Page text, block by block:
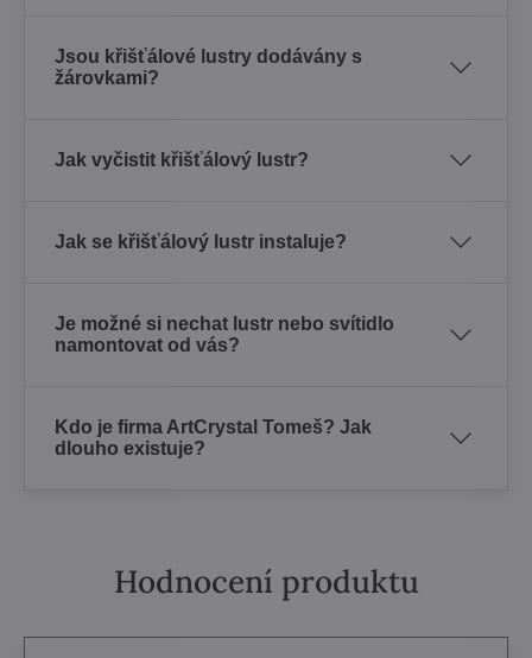
Jsou křišťálové lustry dodávány s
žárovkami?
Jak vyčistit křišťálový lustr?
Jak se křišťálový lustr instaluje?
Je možné si nechat lustr nebo svítidlo
namontovat od vás?
Kdo je firma ArtCrystal Tomeš? Jak
dlouho existuje?
Hodnocení produktu